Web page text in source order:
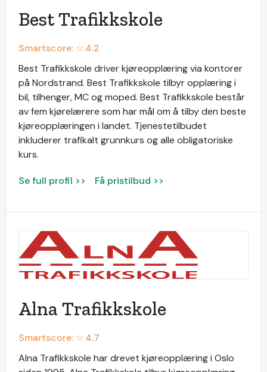
Best Trafikkskole
Smartscore: ☆4.2
Best Trafikkskole driver kjøreopplæring via kontorer
på Nordstrand. Best Trafikkskole tilbyr opplæring i
bil, tilhenger, MC og moped. Best Trafikkskole består
av fem kjørelærere som har mål om å tilby den beste
kjøreopplæringen i landet. Tjenestetilbudet
inkluderer trafikalt grunnkurs og alle obligatoriske
kurs.
Se full profil >> Få pristilbud >>
Alna Trafikkskole
Smartscore: ☆4.7
Alna Trafikkskole har drevet kjøreopplæring i Oslo